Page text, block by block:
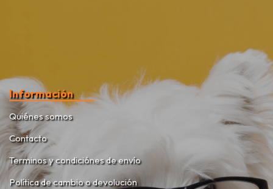
Información
Quiénes somos
Contacto
Terminos y condiciónes de envío
Política de cambio o devolución